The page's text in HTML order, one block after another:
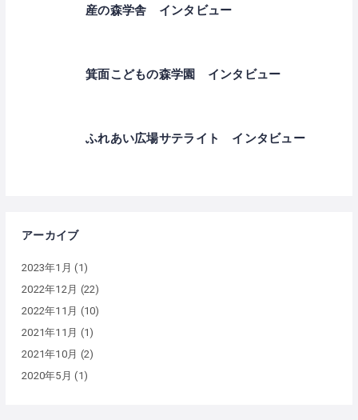
産の森学舎 インタビュー
箕面こどもの森学園 インタビュー
ふれあい広場サテライト インタビュー
アーカイブ
2023年1月 (1)
2022年12月 (22)
2022年11月 (10)
2021年11月 (1)
2021年10月 (2)
2020年5月 (1)